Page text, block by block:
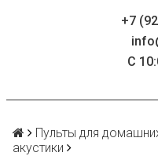
+7
С
Пульты для
акустики